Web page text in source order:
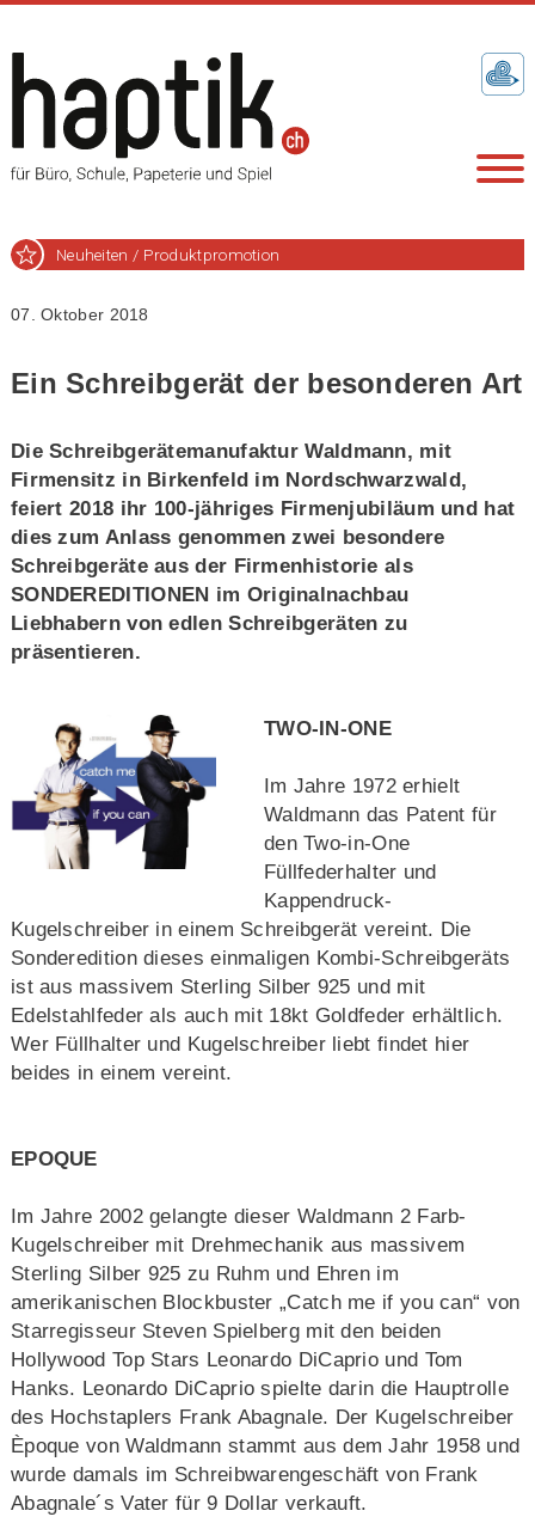
Neuheiten / Produktpromotion
07. Oktober 2018
Ein Schreibgerät der besonderen Art
Die Schreibgerätemanufaktur Waldmann, mit
Firmensitz in Birkenfeld im Nordschwarzwald,
feiert 2018 ihr 100-jähriges Firmenjubiläum und hat
dies zum Anlass genommen zwei besondere
Schreibgeräte aus der Firmenhistorie als
SONDEREDITIONEN im Originalnachbau
Liebhabern von edlen Schreibgeräten zu
präsentieren.
TWO-IN-ONE
Im Jahre 1972 erhielt
Waldmann das Patent für
den Two-in-One
Füllfederhalter und
Kappendruck-
Kugelschreiber in einem Schreibgerät vereint. Die
Sonderedition dieses einmaligen Kombi-Schreibgeräts
ist aus massivem Sterling Silber 925 und mit
Edelstahlfeder als auch mit 18kt Goldfeder erhältlich.
Wer Füllhalter und Kugelschreiber liebt findet hier
beides in einem vereint.
EPOQUE
Im Jahre 2002 gelangte dieser Waldmann 2 Farb-
Kugelschreiber mit Drehmechanik aus massivem
Sterling Silber 925 zu Ruhm und Ehren im
amerikanischen Blockbuster „Catch me if you can“ von
Starregisseur Steven Spielberg mit den beiden
Hollywood Top Stars Leonardo DiCaprio und Tom
Hanks. Leonardo DiCaprio spielte darin die Hauptrolle
des Hochstaplers Frank Abagnale. Der Kugelschreiber
Èpoque von Waldmann stammt aus dem Jahr 1958 und
wurde damals im Schreibwarengeschäft von Frank
Abagnale´s Vater für 9 Dollar verkauft.